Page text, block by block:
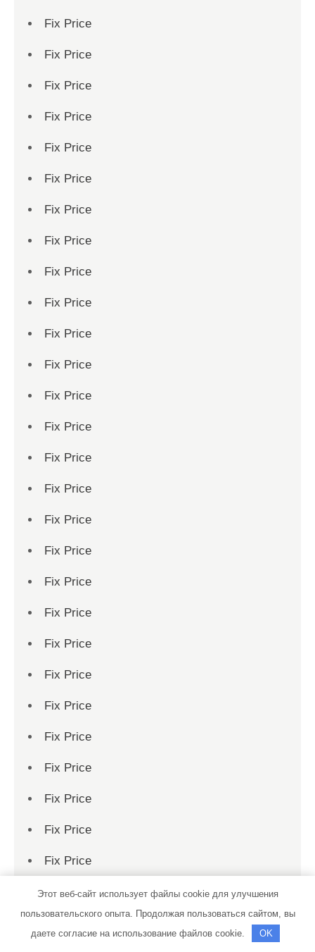
Fix Price
Fix Price
Fix Price
Fix Price
Fix Price
Fix Price
Fix Price
Fix Price
Fix Price
Fix Price
Fix Price
Fix Price
Fix Price
Fix Price
Fix Price
Fix Price
Fix Price
Fix Price
Fix Price
Fix Price
Fix Price
Fix Price
Fix Price
Fix Price
Fix Price
Fix Price
Fix Price
Fix Price
Fix Price
Этот веб-сайт использует файлы cookie для улучшения
пользовательского опыта. Продолжая пользоваться сайтом, вы
даете согласие на использование файлов cookie.
OK